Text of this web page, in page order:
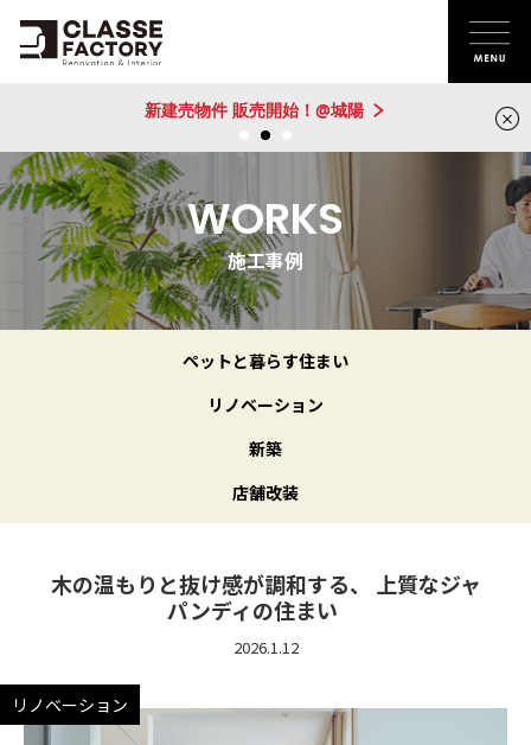
新建売物件 販売開始！@城陽
WORKS
施工事例
ペットと暮らす住まい
リノベーション
新築
店舗改装
木の温もりと抜け感が調和する、 上質なジャ
パンディの住まい
2026.1.12
リノベーション